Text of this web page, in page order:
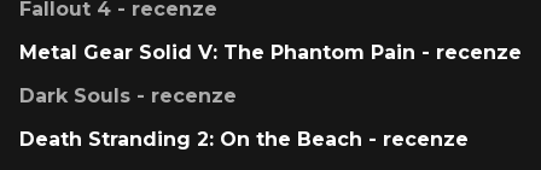
Fallout 4 - recenze
Metal Gear Solid V: The Phantom Pain - recenze
Dark Souls - recenze
Death Stranding 2: On the Beach - recenze